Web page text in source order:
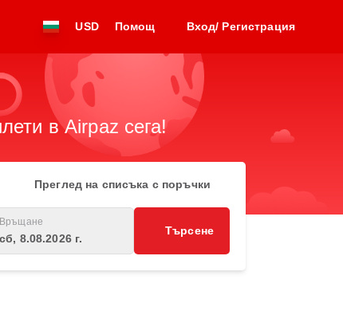
USD Помощ Вход/ Регистрация
в Airpaz сега!
Преглед на списъка с поръчки
Връщане
сб, 8.08.2026 г.
Търсене